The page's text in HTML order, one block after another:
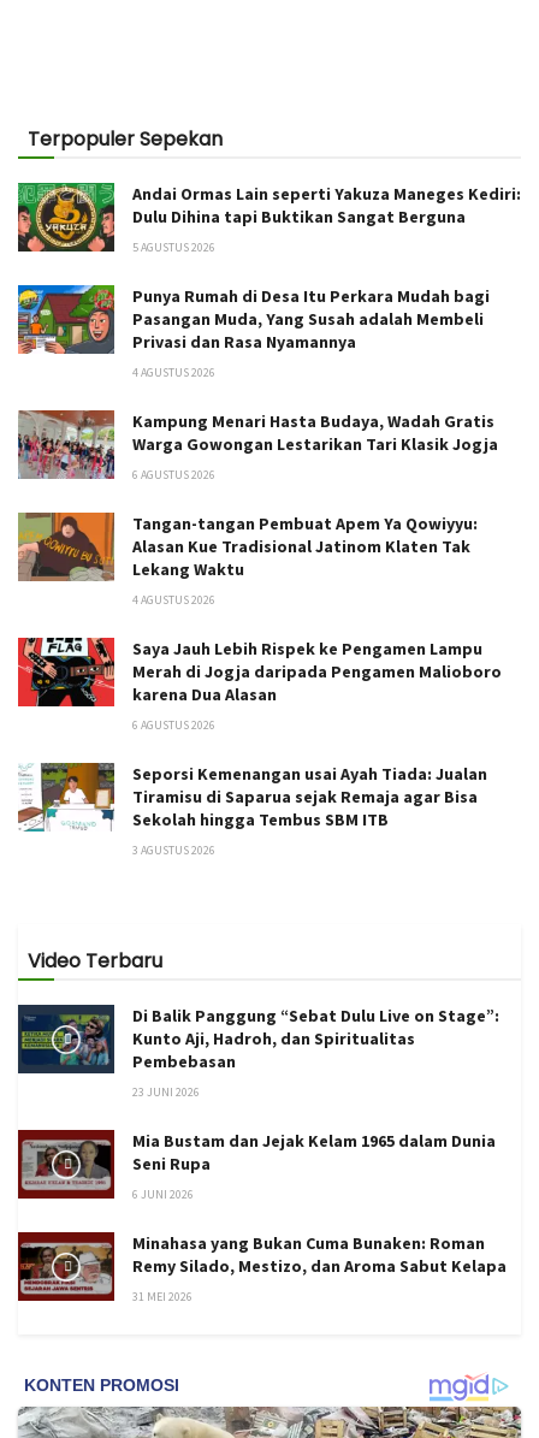
Terpopuler Sepekan
Andai Ormas Lain seperti Yakuza Maneges Kediri:
Dulu Dihina tapi Buktikan Sangat Berguna
5 AGUSTUS 2026
Punya Rumah di Desa Itu Perkara Mudah bagi
Pasangan Muda, Yang Susah adalah Membeli
Privasi dan Rasa Nyamannya
4 AGUSTUS 2026
Kampung Menari Hasta Budaya, Wadah Gratis
Warga Gowongan Lestarikan Tari Klasik Jogja
6 AGUSTUS 2026
Tangan-tangan Pembuat Apem Ya Qowiyyu:
Alasan Kue Tradisional Jatinom Klaten Tak
Lekang Waktu
4 AGUSTUS 2026
Saya Jauh Lebih Rispek ke Pengamen Lampu
Merah di Jogja daripada Pengamen Malioboro
karena Dua Alasan
6 AGUSTUS 2026
Seporsi Kemenangan usai Ayah Tiada: Jualan
Tiramisu di Saparua sejak Remaja agar Bisa
Sekolah hingga Tembus SBM ITB
3 AGUSTUS 2026
Video Terbaru
Di Balik Panggung “Sebat Dulu Live on Stage”:
Kunto Aji, Hadroh, dan Spiritualitas
Pembebasan
23 JUNI 2026
Mia Bustam dan Jejak Kelam 1965 dalam Dunia
Seni Rupa
6 JUNI 2026
Minahasa yang Bukan Cuma Bunaken: Roman
Remy Silado, Mestizo, dan Aroma Sabut Kelapa
31 MEI 2026